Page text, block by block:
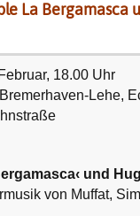
La Bergamasca
18.00 Uhr
Lehe,
und
von Muffat,